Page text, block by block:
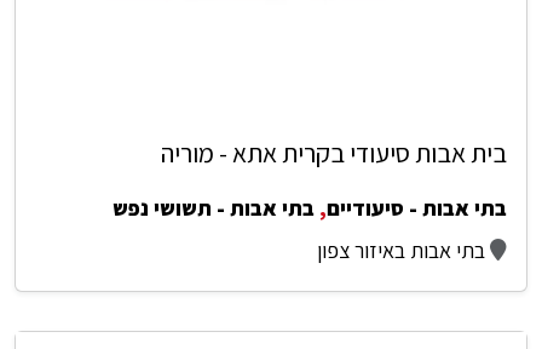
בית אבות סיעודי בקרית אתא - מוריה
בתי אבות - סיעודיים, בתי אבות - תשושי נפש
בתי אבות באיזור צפון